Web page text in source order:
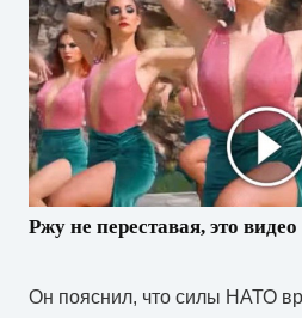
Ржу не переставая, это
Он пояснил, что силы НАТО